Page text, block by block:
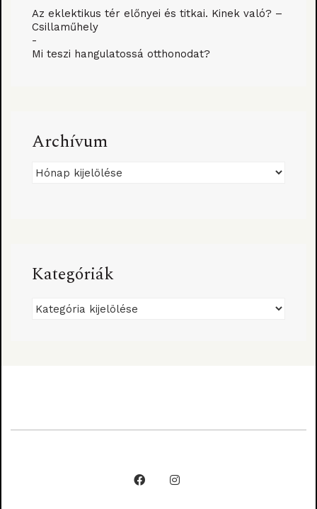
Az eklektikus tér előnyei és titkai. Kinek való? –
Csillaműhely
-
Mi teszi hangulatossá otthonodat?
Archívum
Archívum
Kategóriák